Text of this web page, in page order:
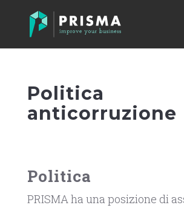
Politica
anticorruzione
Politica
PRISMA ha una posizione di